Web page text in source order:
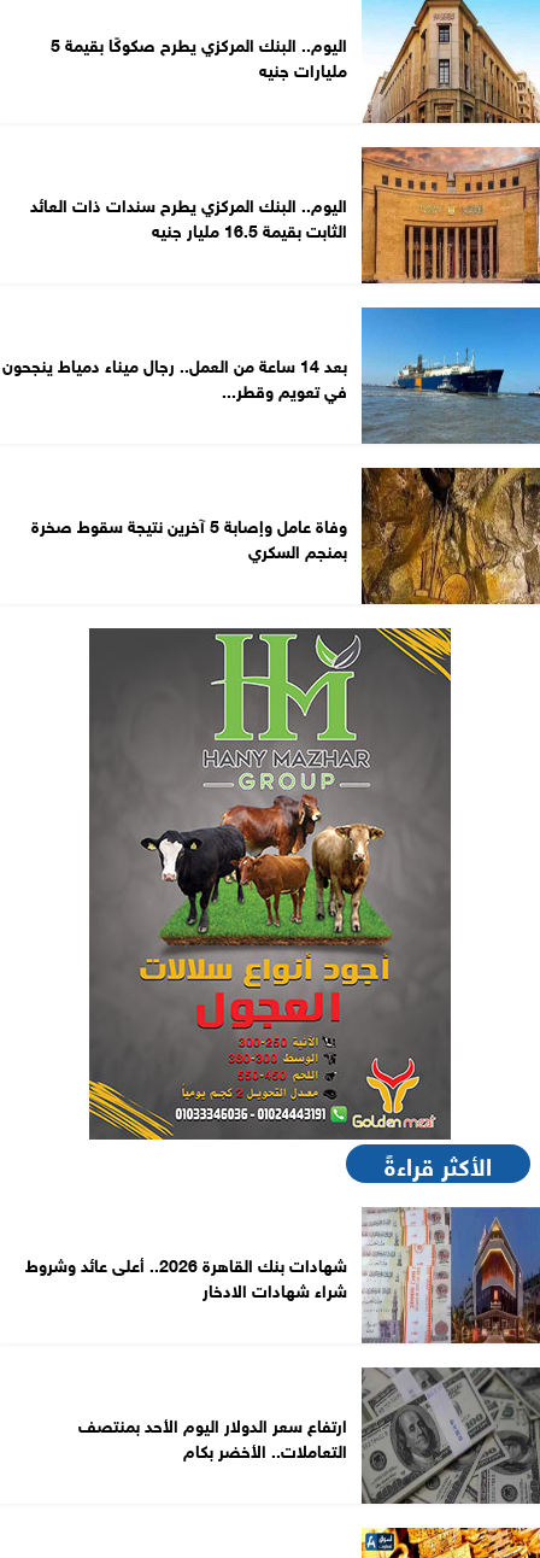
اليوم.. البنك المركزي يطرح صكوكًا بقيمة 5
مليارات جنيه
اليوم.. البنك المركزي يطرح سندات ذات العائد
الثابت بقيمة 16.5 مليار جنيه
بعد 14 ساعة من العمل.. رجال ميناء دمياط ينجحون
في تعويم وقطر...
وفاة عامل وإصابة 5 آخرين نتيجة سقوط صخرة
بمنجم السكري
الأكثر قراءةً
شهادات بنك القاهرة 2026.. أعلى عائد وشروط
شراء شهادات الادخار
ارتفاع سعر الدولار اليوم الأحد بمنتصف
التعاملات.. الأخضر بكام